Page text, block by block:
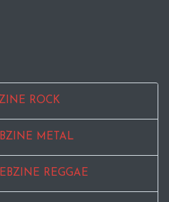
ROCK
METAL
REGGAE